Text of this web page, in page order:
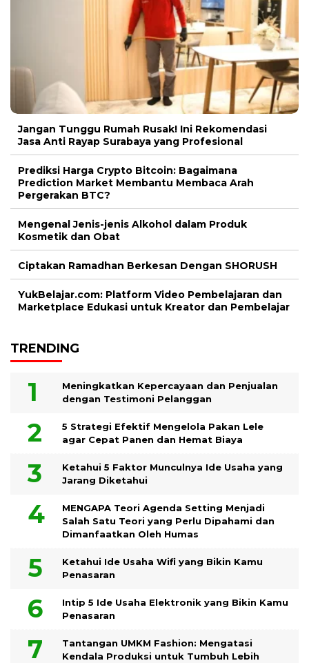
Jangan Tunggu Rumah Rusak! Ini Rekomendasi
Jasa Anti Rayap Surabaya yang Profesional
Prediksi Harga Crypto Bitcoin: Bagaimana
Prediction Market Membantu Membaca Arah
Pergerakan BTC?
Mengenal Jenis-jenis Alkohol dalam Produk
Kosmetik dan Obat
Ciptakan Ramadhan Berkesan Dengan SHORUSH
YukBelajar.com: Platform Video Pembelajaran dan
Marketplace Edukasi untuk Kreator dan Pembelajar
TRENDING
Meningkatkan Kepercayaan dan Penjualan
dengan Testimoni Pelanggan
5 Strategi Efektif Mengelola Pakan Lele
agar Cepat Panen dan Hemat Biaya
Ketahui 5 Faktor Munculnya Ide Usaha yang
Jarang Diketahui
MENGAPA Teori Agenda Setting Menjadi
Salah Satu Teori yang Perlu Dipahami dan
Dimanfaatkan Oleh Humas
Ketahui Ide Usaha Wifi yang Bikin Kamu
Penasaran
Intip 5 Ide Usaha Elektronik yang Bikin Kamu
Penasaran
Tantangan UMKM Fashion: Mengatasi
Kendala Produksi untuk Tumbuh Lebih